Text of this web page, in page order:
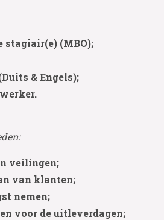
stagiair(e) (MBO);
& Engels);
veilingen;
van klanten;
nemen;
voor de uitleverdagen;